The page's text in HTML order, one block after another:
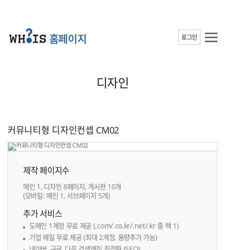
홈페이지 로그인
디자인
커뮤니티형 디자인컨셉 CM02
제작 페이지수
메인 1, 디자인 8페이지, 게시판 10개
(모바일: 메인 1, 서브페이지 5개)
추가 서비스
도메인 1계정 무료 제공 (.com/.co.kr/.net/.kr 중 택 1)
기업 메일 무료 제공 (최대 2계정, 용량추가 가능)